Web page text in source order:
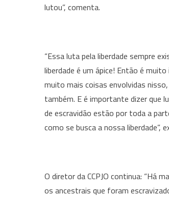
lutou”, comenta.
“Essa luta pela liberdade sempre
liberdade é um ápice! Então é
muito mais coisas envolvidas
também. E é importante dizer que
de escravidão estão por toda a
como se busca a nossa liberdade”,
O diretor da CCPJO continua: “Há
os ancestrais que foram